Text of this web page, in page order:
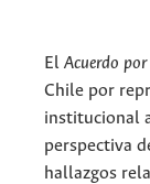
El Acuerdo
Chile por
institucional
perspectiva
hallazgos